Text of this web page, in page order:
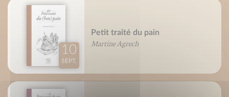
10
SEPT.
Petit traité du pain
Martine Agrech